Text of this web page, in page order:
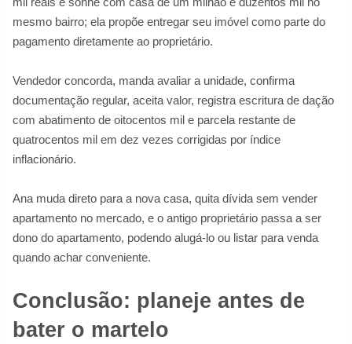
mesmo bairro; ela propõe entregar seu imóvel como parte do
pagamento diretamente ao proprietário.
Vendedor concorda, manda avaliar a unidade, confirma
documentação regular, aceita valor, registra escritura de dação
com abatimento de oitocentos mil e parcela restante de
quatrocentos mil em dez vezes corrigidas por índice
inflacionário.
Ana muda direto para a nova casa, quita dívida sem vender
apartamento no mercado, e o antigo proprietário passa a ser
dono do apartamento, podendo alugá-lo ou listar para venda
quando achar conveniente.
Conclusão: planeje antes de
bater o martelo